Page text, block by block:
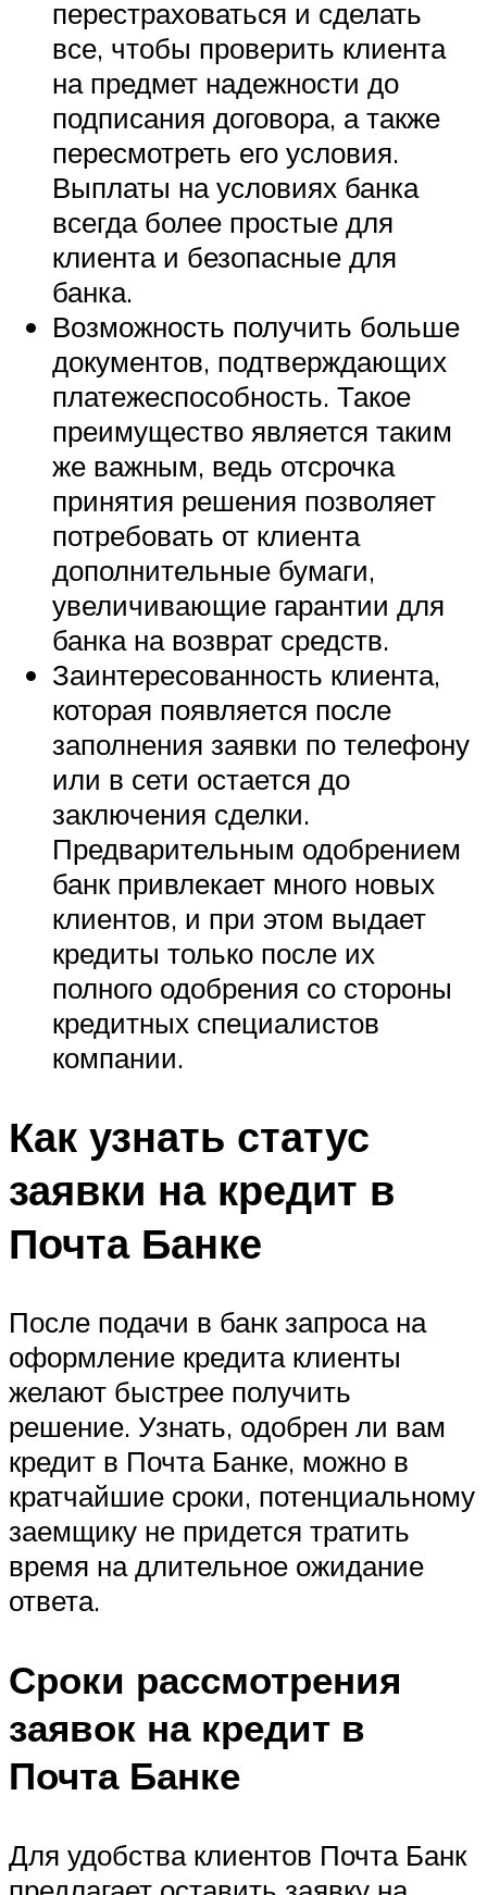
перестраховаться и сделать
все, чтобы проверить клиента
на предмет надежности до
подписания договора, а также
пересмотреть его условия.
Выплаты на условиях банка
всегда более простые для
клиента и безопасные для
банка.
Возможность получить больше
документов, подтверждающих
платежеспособность. Такое
преимущество является таким
же важным, ведь отсрочка
принятия решения позволяет
потребовать от клиента
дополнительные бумаги,
увеличивающие гарантии для
банка на возврат средств.
Заинтересованность клиента,
которая появляется после
заполнения заявки по телефону
или в сети остается до
заключения сделки.
Предварительным одобрением
банк привлекает много новых
клиентов, и при этом выдает
кредиты только после их
полного одобрения со стороны
кредитных специалистов
компании.
Как узнать статус
заявки на кредит в
Почта Банке
После подачи в банк запроса на
оформление кредита клиенты
желают быстрее получить
решение. Узнать, одобрен ли вам
кредит в Почта Банке, можно в
кратчайшие сроки, потенциальному
заемщику не придется тратить
время на длительное ожидание
ответа.
Сроки рассмотрения
заявок на кредит в
Почта Банке
Для удобства клиентов Почта Банк